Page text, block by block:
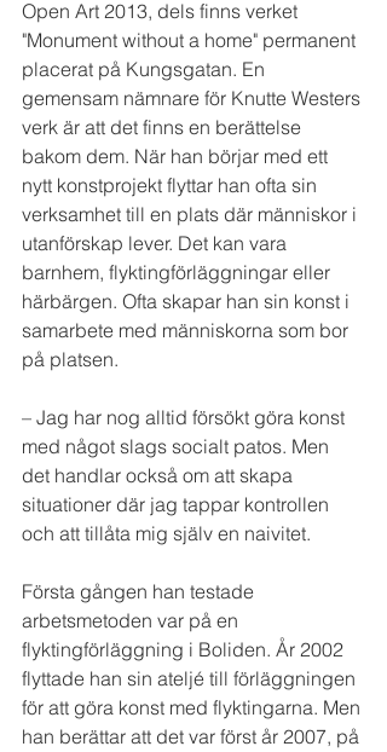
Open Art 2013, dels finns verket
"Monument without a home" permanent
placerat på Kungsgatan. En
gemensam nämnare för Knutte Westers
verk är att det finns en berättelse
bakom dem. När han börjar med ett
nytt konstprojekt flyttar han ofta sin
verksamhet till en plats där människor i
utanförskap lever. Det kan vara
barnhem, flyktingförläggningar eller
härbärgen. Ofta skapar han sin konst i
samarbete med människorna som bor
på platsen.
– Jag har nog alltid försökt göra konst
med något slags socialt patos. Men
det handlar också om att skapa
situationer där jag tappar kontrollen
och att tillåta mig själv en naivitet.
Första gången han testade
arbetsmetoden var på en
flyktingförläggning i Boliden. År 2002
flyttade han sin ateljé till förläggningen
för att göra konst med flyktingarna. Men
han berättar att det var först år 2007, på